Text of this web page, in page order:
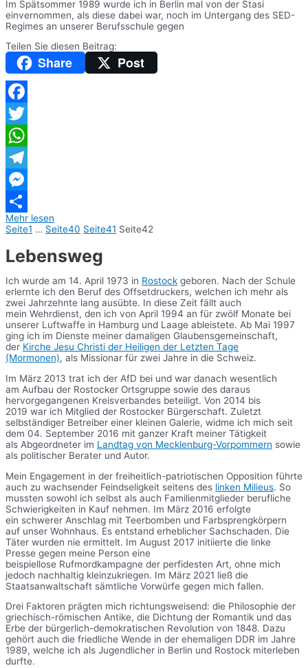
Im Spätsommer 1989 wurde ich in Berlin mal von der Stasi
einvernommen, als diese dabei war, noch im Untergang des SED-
Regimes an unserer Berufsschule gegen
Teilen Sie diesen Beitrag:
Share Post
Facebook
Twitter
WhatsApp
Telegram
Messenger
Teilen
Mehr lesen
Seite1 … Seite40 Seite41 Seite42
Lebensweg
Ich wurde am 14. April 1973 in Rostock geboren. Nach der Schule
erlernte ich den Beruf des Offsetdruckers, welchen ich mehr als
zwei Jahrzehnte lang ausübte. In diese Zeit fällt auch
mein Wehrdienst, den ich von April 1994 an für zwölf Monate bei
unserer Luftwaffe in Hamburg und Laage ableistete. Ab Mai 1997
ging ich im Dienste meiner damaligen Glaubensgemeinschaft,
der Kirche Jesu Christi der Heiligen der Letzten Tage
(Mormonen), als Missionar für zwei Jahre in die Schweiz.
Im März 2013 trat ich der AfD bei und war danach wesentlich
am Aufbau der Rostocker Ortsgruppe sowie des daraus
hervorgegangenen Kreisverbandes beteiligt. Von 2014 bis
2019 war ich Mitglied der Rostocker Bürgerschaft. Zuletzt
selbständiger Betreiber einer kleinen Galerie, widme ich mich seit
dem 04. September 2016 mit ganzer Kraft meiner Tätigkeit
als Abgeordneter im Landtag von Mecklenburg-Vorpommern sowie
als politischer Berater und Autor.
Mein Engagement in der freiheitlich-patriotischen Opposition führte
auch zu wachsender Feindseligkeit seitens des linken Milieus. So
mussten sowohl ich selbst als auch Familienmitglieder berufliche
Schwierigkeiten in Kauf nehmen. Im März 2016 erfolgte
ein schwerer Anschlag mit Teerbomben und Farbsprengkörpern
auf unser Wohnhaus. Es entstand erheblicher Sachschaden. Die
Täter wurden nie ermittelt. Im August 2017 initiierte die linke
Presse gegen meine Person eine
beispiellose Rufmordkampagne der perfidesten Art, ohne mich
jedoch nachhaltig kleinzukriegen. Im März 2021 ließ die
Staatsanwaltschaft sämtliche Vorwürfe gegen mich fallen.
Drei Faktoren prägten mich richtungsweisend: die Philosophie der
griechisch-römischen Antike, die Dichtung der Romantik und das
Erbe der bürgerlich-demokratischen Revolution von 1848. Dazu
gehört auch die friedliche Wende in der ehemaligen DDR im Jahre
1989, welche ich als Jugendlicher in Berlin und Rostock miterleben
durfte.